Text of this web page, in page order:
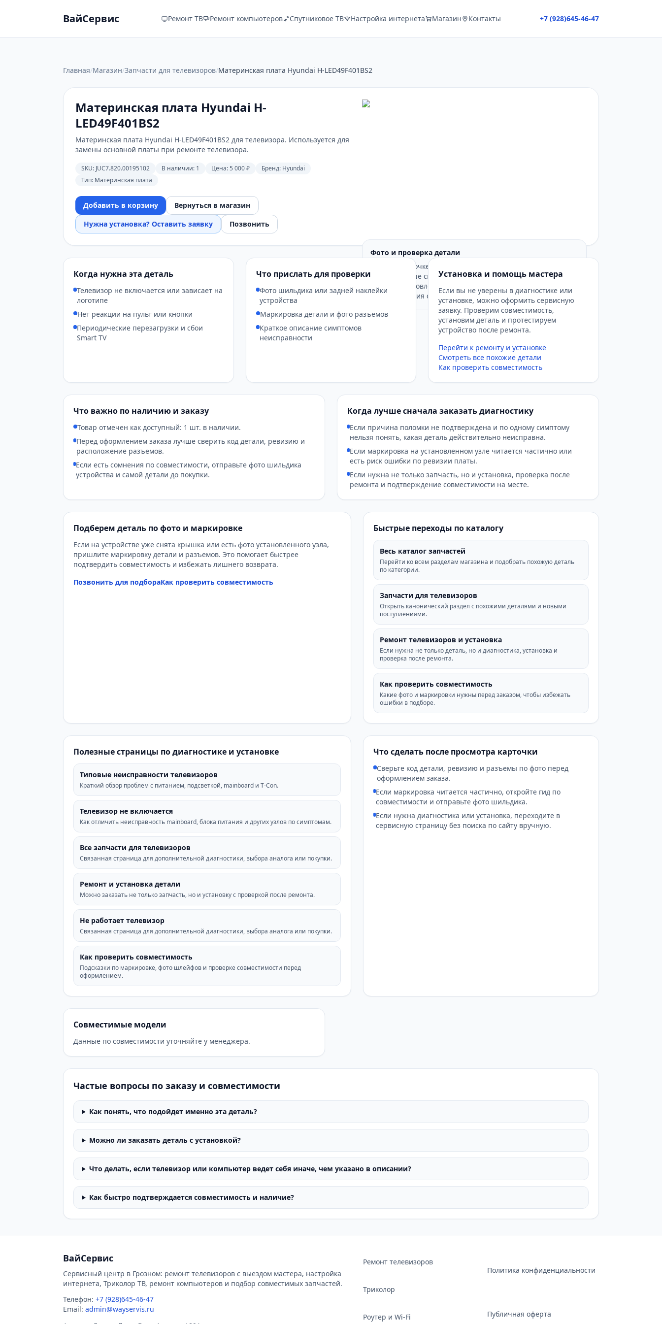
ВайСервис Ремонт ТВ Ремонт компьютеров Спутниковое ТВ Настройка интернета Магазин Контакты +7 (928)645-46-47
Главная/Магазин/Запчасти для телевизоров/Материнская плата Hyundai H-LED49F401BS2
Материнская плата Hyundai H-
LED49F401BS2
Материнская плата Hyundai H-LED49F401BS2 для телевизора. Используется для
замены основной платы при ремонте телевизора.
SKU: JUC7.820.00195102 В наличии: 1 Цена:5 000 ₽ Бренд: Hyundai
Тип: Материнская плата
Добавить в корзину
Вернуться в магазин
Нужна установка? Оставить заявку
Позвонить
Фото и проверка детали
Если на карточке пока нет подробных фото узла, перед
заказом лучше сверить маркировку детали и прислать
снимок установленной платы или шлейфа для
подтверждения совместимости.
Когда нужна эта деталь
Телевизор не включается или зависает на
логотипе
Нет реакции на пульт или кнопки
Периодические перезагрузки и сбои
Smart TV
Что прислать для проверки
Фото шильдика или задней наклейки
устройства
Маркировка детали и фото разъемов
Краткое описание симптомов
неисправности
Установка и помощь мастера
Если вы не уверены в диагностике или
установке, можно оформить сервисную
заявку. Проверим совместимость,
установим деталь и протестируем
устройство после ремонта.
Перейти к ремонту и установке
Смотреть все похожие детали
Как проверить совместимость
Что важно по наличию и заказу
Товар отмечен как доступный: 1 шт. в наличии.
Перед оформлением заказа лучше сверить код детали, ревизию и
расположение разъемов.
Если есть сомнения по совместимости, отправьте фото шильдика
устройства и самой детали до покупки.
Когда лучше сначала заказать диагностику
Если причина поломки не подтверждена и по одному симптому
нельзя понять, какая деталь действительно неисправна.
Если маркировка на установленном узле читается частично или
есть риск ошибки по ревизии платы.
Если нужна не только запчасть, но и установка, проверка после
ремонта и подтверждение совместимости на месте.
Подберем деталь по фото и маркировке
Если на устройстве уже снята крышка или есть фото установленного узла,
пришлите маркировку детали и разъемов. Это помогает быстрее
подтвердить совместимость и избежать лишнего возврата.
Позвонить для подбораКак проверить совместимость
Быстрые переходы по каталогу
Весь каталог запчастей
Перейти ко всем разделам магазина и подобрать похожую деталь
по категории.
Запчасти для телевизоров
Открыть канонический раздел с похожими деталями и новыми
поступлениями.
Ремонт телевизоров и установка
Если нужна не только деталь, но и диагностика, установка и
проверка после ремонта.
Как проверить совместимость
Какие фото и маркировки нужны перед заказом, чтобы избежать
ошибки в подборе.
Полезные страницы по диагностике и установке
Типовые неисправности телевизоров
Краткий обзор проблем с питанием, подсветкой, mainboard и T-Con.
Телевизор не включается
Как отличить неисправность mainboard, блока питания и других узлов по симптомам.
Все запчасти для телевизоров
Связанная страница для дополнительной диагностики, выбора аналога или покупки.
Ремонт и установка детали
Можно заказать не только запчасть, но и установку с проверкой после ремонта.
Не работает телевизор
Связанная страница для дополнительной диагностики, выбора аналога или покупки.
Как проверить совместимость
Подсказки по маркировке, фото шлейфов и проверке совместимости перед
оформлением.
Что сделать после просмотра карточки
Сверьте код детали, ревизию и разъемы по фото перед
оформлением заказа.
Если маркировка читается частично, откройте гид по
совместимости и отправьте фото шильдика.
Если нужна диагностика или установка, переходите в
сервисную страницу без поиска по сайту вручную.
Совместимые модели
Данные по совместимости уточняйте у менеджера.
Частые вопросы по заказу и совместимости
Как понять, что подойдет именно эта деталь?
Можно ли заказать деталь с установкой?
Что делать, если телевизор или компьютер ведет себя иначе, чем указано в описании?
Как быстро подтверждается совместимость и наличие?
ВайСервис
Сервисный центр в Грозном: ремонт телевизоров с выездом мастера, настройка
интернета, Триколор ТВ, ремонт компьютеров и подбор совместимых запчастей.
Телефон: +7 (928)645-46-47
Email: admin@wayservis.ru
Ремонт телевизоров
Триколор
Роутер и Wi‑Fi
Политика конфиденциальности
Публичная оферта